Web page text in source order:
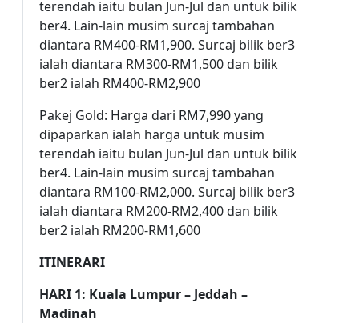
terendah iaitu bulan Jun-Jul dan untuk bilik
ber4. Lain-lain musim surcaj tambahan
diantara RM400-RM1,900. Surcaj bilik ber3
ialah diantara RM300-RM1,500 dan bilik
ber2 ialah RM400-RM2,900
Pakej Gold: Harga dari RM7,990 yang
dipaparkan ialah harga untuk musim
terendah iaitu bulan Jun-Jul dan untuk bilik
ber4. Lain-lain musim surcaj tambahan
diantara RM100-RM2,000. Surcaj bilik ber3
ialah diantara RM200-RM2,400 dan bilik
ber2 ialah RM200-RM1,600
ITINERARI
HARI 1: Kuala Lumpur – Jeddah –
Madinah